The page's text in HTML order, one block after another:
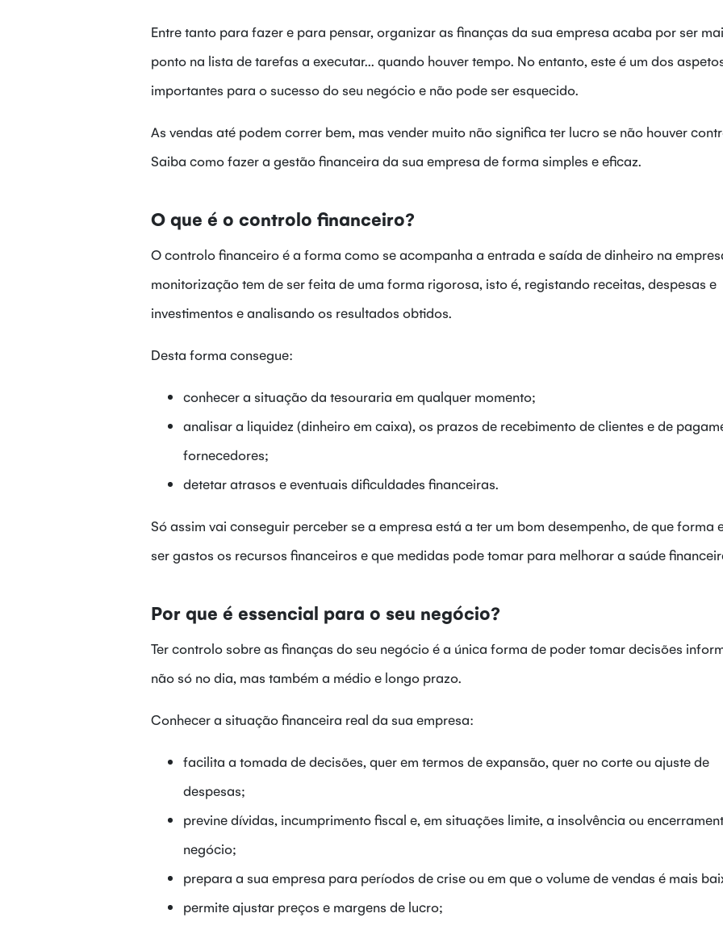
Entre tanto para fazer e para pensar, organizar as finanças da sua empresa acaba por ser
ponto na lista de tarefas a executar... quando houver tempo. No entanto, este é um dos
importantes para o sucesso do seu negócio e não pode ser esquecido.
As vendas até podem correr bem, mas vender muito não significa ter lucro se não houver
Saiba como fazer a gestão financeira da sua empresa de forma simples e eficaz.
O que é o controlo financeiro?
O controlo financeiro é a forma como se acompanha a entrada e saída de dinheiro na
monitorização tem de ser feita de uma forma rigorosa, isto é, registando receitas, despesas e
investimentos e analisando os resultados obtidos.
Desta forma consegue:
conhecer a situação da tesouraria em qualquer momento;
analisar a liquidez (dinheiro em caixa), os prazos de recebimento de clientes e de
fornecedores;
detetar atrasos e eventuais dificuldades financeiras.
Só assim vai conseguir perceber se a empresa está a ter um bom desempenho, de que forma
ser gastos os recursos financeiros e que medidas pode tomar para melhorar a saúde
Por que é essencial para o seu negócio?
Ter controlo sobre as finanças do seu negócio é a única forma de poder tomar decisões
não só no dia, mas também a médio e longo prazo.
Conhecer a situação financeira real da sua empresa:
facilita a tomada de decisões, quer em termos de expansão, quer no corte ou ajuste de
despesas;
previne dívidas, incumprimento fiscal e, em situações limite, a insolvência ou
negócio;
prepara a sua empresa para períodos de crise ou em que o volume de vendas é mais
permite ajustar preços e margens de lucro;